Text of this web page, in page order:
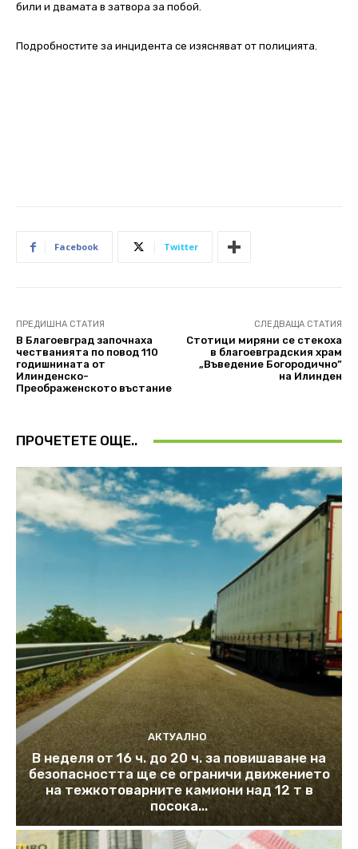
били и двамата в затвора за побой.
Подробностите за инцидента се изясняват от полицията.
Facebook Twitter
ПРЕДИШНА СТАТИЯ
В Благоевград започнаха
честванията по повод 110
годишнината от
Илинденско-
Преображенското въстание
СЛЕДВАЩА СТАТИЯ
Стотици миряни се стекоха
в благоевградския храм
„Въведение Богородично”
на Илинден
ПРОЧЕТЕТЕ ОЩЕ..
АКТУАЛНО
В неделя от 16 ч. до 20 ч. за повишаване на
безопасността ще се ограничи движението
на тежкотоварните камиони над 12 т в
посока...